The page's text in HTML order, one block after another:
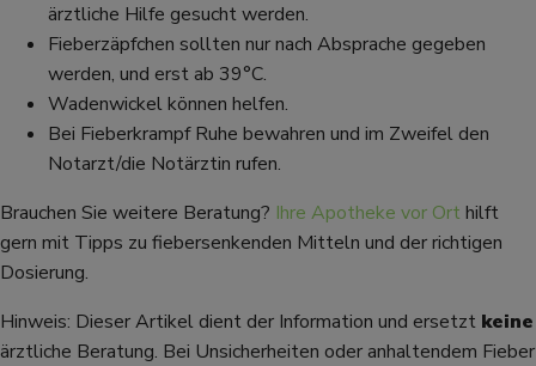
ärztliche Hilfe gesucht werden.
Fieberzäpfchen sollten nur nach Absprache gegeben
werden, und erst ab 39°C.
Wadenwickel können helfen.
Bei Fieberkrampf Ruhe bewahren und im Zweifel den
Notarzt/die Notärztin rufen.
Brauchen Sie weitere Beratung? Ihre Apotheke vor Ort hilft
gern mit Tipps zu fiebersenkenden Mitteln und der richtigen
Dosierung.
Hinweis: Dieser Artikel dient der Information und ersetzt keine
ärztliche Beratung. Bei Unsicherheiten oder anhaltendem Fieber